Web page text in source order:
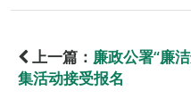
上一篇： 廉政公署“廉
集活动接受报名